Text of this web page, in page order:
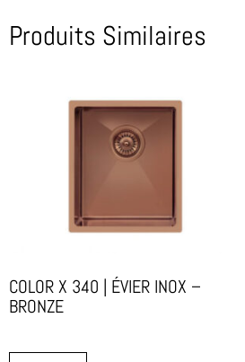
Produits Similaires
COLOR X 340 | ÉVIER INOX –
BRONZE